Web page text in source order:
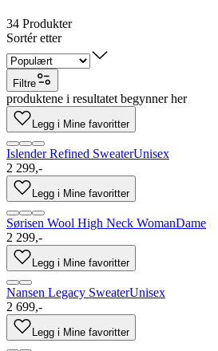
34 Produkter
Sortér etter
Filtre
produktene i resultatet begynner her
Legg i Mine favoritter
Islender Refined SweaterUnisex
2 299,-
Legg i Mine favoritter
Sørisen Wool High Neck WomanDame
2 299,-
Legg i Mine favoritter
Nansen Legacy SweaterUnisex
2 699,-
Legg i Mine favoritter